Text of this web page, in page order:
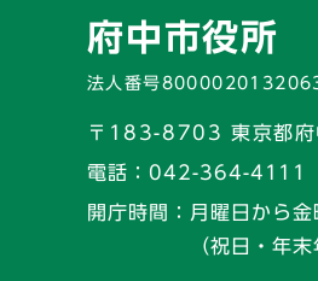
府中市役所
法人番号
〒183-8703 東京都府
電話： 042-364-4111（
開庁時間：
月曜日から
（祝日・年